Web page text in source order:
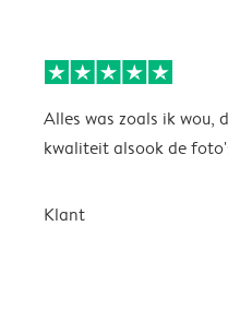
Alles was zoals ik wou,
kwaliteit alsook de
Klant